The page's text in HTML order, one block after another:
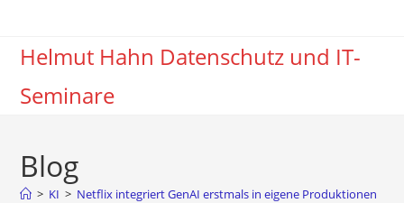
springenHelmut Hahn Datenschutz und IT-
Seminare
Blog
> KI > Netflix integriert GenAI erstmals in eigene Produktionen